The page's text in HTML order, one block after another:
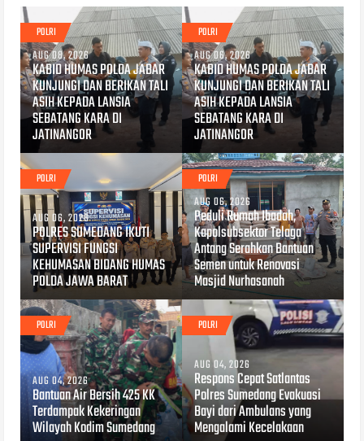
POLRI
AUG 08, 2026
KABID HUMAS POLDA JABAR
KUNJUNGI DAN BERIKAN TALI
ASIH KEPADA LANSIA
SEBATANG KARA DI
JATINANGOR
POLRI
AUG 06, 2026
KABID HUMAS POLDA JABAR
KUNJUNGI DAN BERIKAN TALI
ASIH KEPADA LANSIA
SEBATANG KARA DI
JATINANGOR
POLRI
AUG 06, 2026
POLRES SUMEDANG IKUTI
SUPERVISI FUNGSI
KEHUMASAN BIDANG HUMAS
POLDA JAWA BARAT
POLRI
AUG 06, 2026
Peduli Rumah Ibadah,
Kapolsubsektor Telaga
Antang Serahkan Bantuan
Semen untuk Renovasi
Masjid Nurhasanah
POLRI
AUG 04, 2026
Bantuan Air Bersih 425 KK
Terdampak Kekeringan
Wilayah Kodim Sumedang
POLRI
AUG 04, 2026
Respons Cepat Satlantas
Polres Sumedang Evakuasi
Bayi dari Ambulans yang
Mengalami Kecelakaan